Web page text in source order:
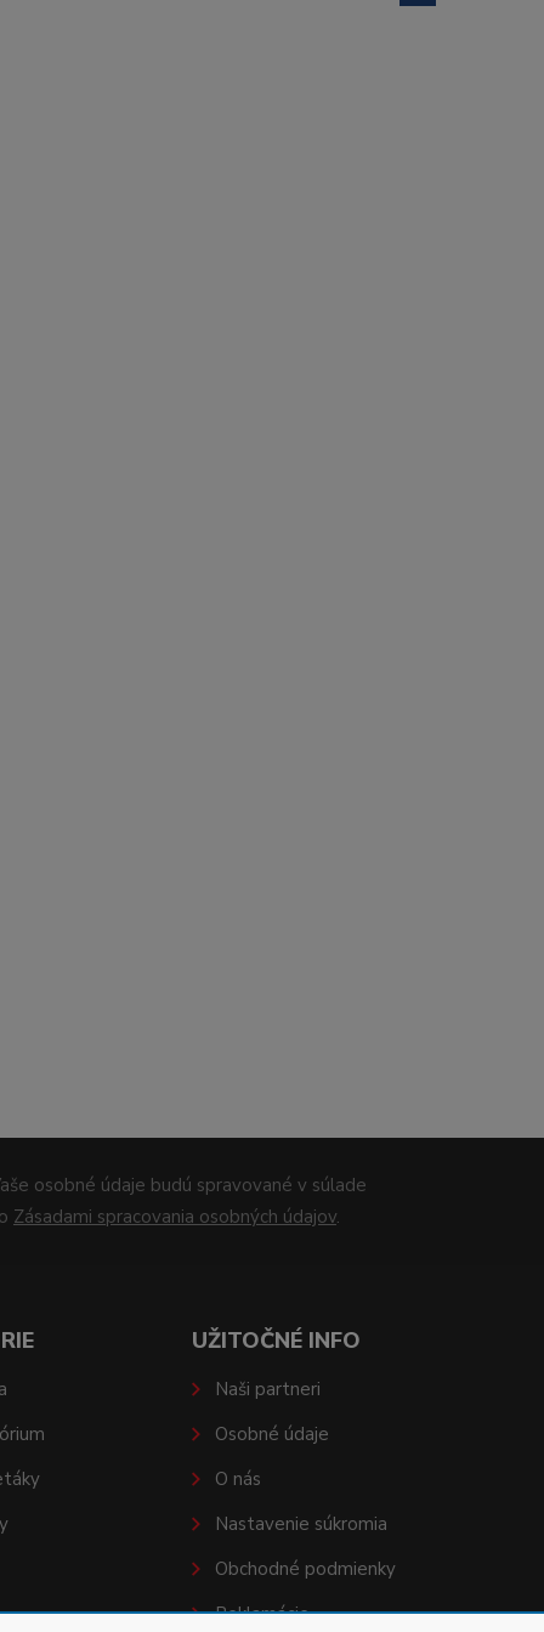
osobné údaje budú spravované v súlade
Zásadami spracovania osobných údajov.
UŽITOČNÉ INFO
Naši partneri
Osobné údaje
O nás
Nastavenie súkromia
Obchodné podmienky
Reklamácie